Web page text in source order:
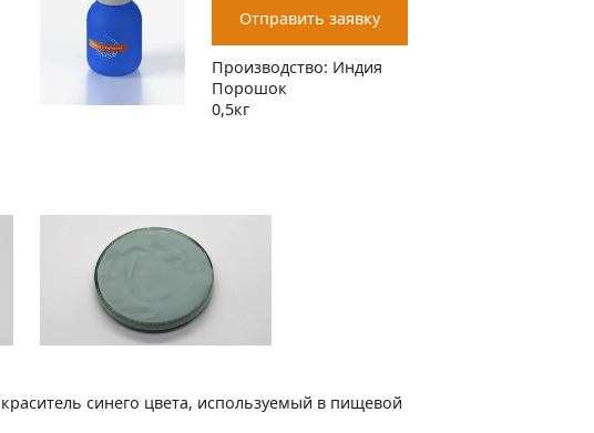
Отправить заявку
Производство: Индия
Порошок
0,5кг
синего цвета, используемый в пищевой